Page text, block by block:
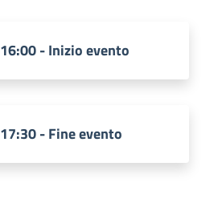
16:00 - Inizio evento
17:30 - Fine evento